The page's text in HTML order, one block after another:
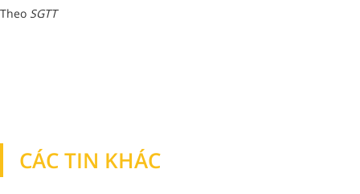
Theo SGTT
CÁC TIN KHÁC